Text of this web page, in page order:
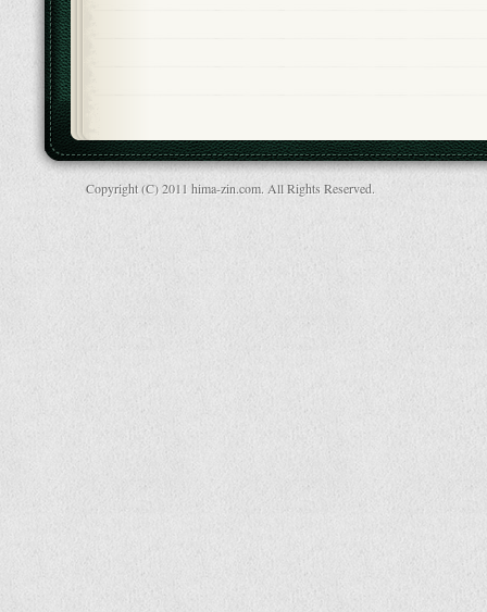
Copyright (C) 2011 hima-zin.com. All Rights Reserved.